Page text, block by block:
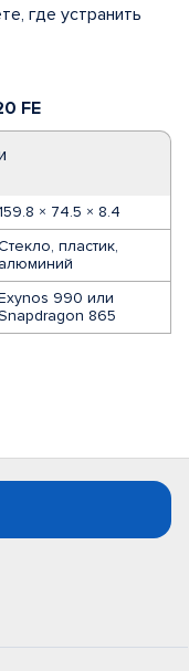
FE
× 74.5 × 8.4
пластик,
алюминий
990 или
865
где устранить